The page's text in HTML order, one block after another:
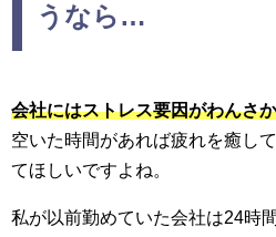
うなら…
会社にはストレス要因がわんさ
空いた時間があれば疲れを癒し
てほしいですよね。
私が以前勤めていた会社は24時